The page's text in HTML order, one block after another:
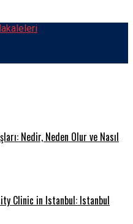
Nedir, Neden Olur ve Nasıl
Clinic in Istanbul: Istanbul